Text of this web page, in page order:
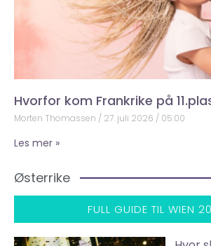
Hvorfor kom Frankrike på
Morten Thomassen 27. juli 2026 05:00
Les mer »
Østerrike
FULL GUIDE TIL WIEN